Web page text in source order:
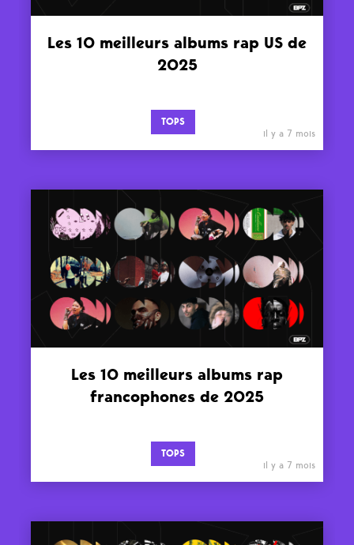
Les 10 meilleurs albums rap US de
2025
TOPS
il y a 7 mois
Les 10 meilleurs albums rap
francophones de 2025
TOPS
il y a 7 mois